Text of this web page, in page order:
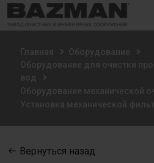
Главная
Оборудование
Оборудование для очистки
вод
Оборудование механической
Установка механической
Вернуться назад